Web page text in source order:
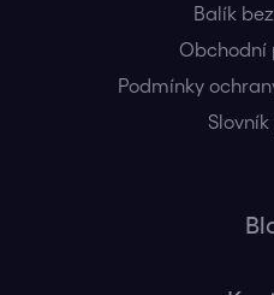
Balík
Obchodní
Podmínky